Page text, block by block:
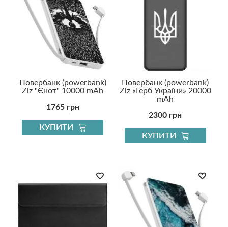
Повербанк (powerbank)
Ziz "Єнот" 10000 mAh
1765 грн
КУПИТИ
Повербанк (powerbank)
Ziz «Герб України» 20000
mAh
2300 грн
КУПИТИ